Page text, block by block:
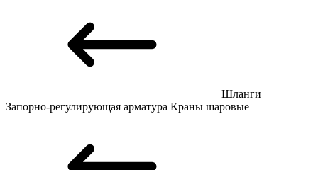
Шланги
Запорно-регулирующая арматура Краны шаровые